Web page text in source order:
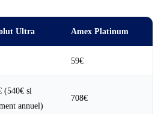
Ultra Amex Platinum
59€
(540€ si
annuel)
708€